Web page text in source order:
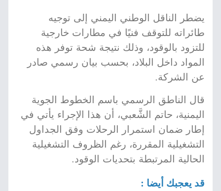
يضطر الناقل الوطني اليمني إلى توجيه
طائراته للتوقف فنيًا في مطارات خارجية
للتزود بالوقود، وذلك نتيجة شحة توفر هذه
المواد داخل البلاد، بحسب بيان رسمي صادر
عن الشركة.
قال الناطق الرسمي باسم الخطوط الجوية
اليمنية، حاتم الشَّعبي، أن هذا الإجراء يأتي في
إطار ضمان استمرار الرحلات وفق الجداول
التشغيلية المقررة، رغم الظروف التشغيلية
الحالية المرتبطة بتحديات الوقود.
قد يعجبك أيضا :